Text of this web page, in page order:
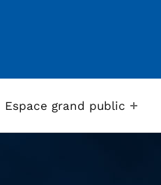
Espace grand public